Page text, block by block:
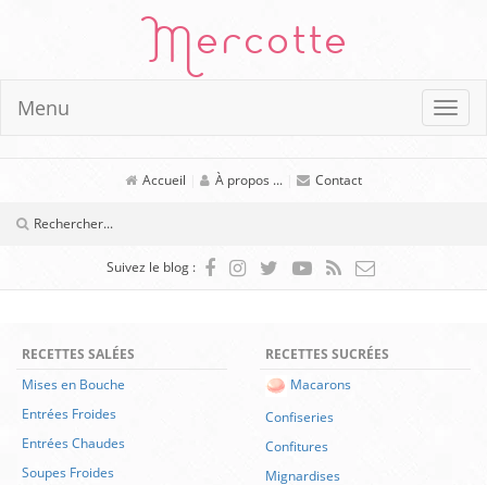
Mercotte
Menu
Accueil À propos ... Contact
Suivez le blog :
RECETTES SALÉES
Mises en Bouche
Entrées Froides
Entrées Chaudes
Soupes Froides
RECETTES SUCRÉES
Macarons
Confiseries
Confitures
Mignardises